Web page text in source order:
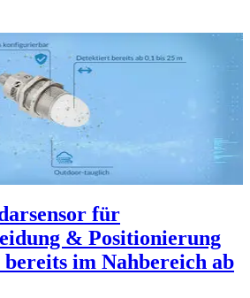
für
& Positionierung
im Nahbereich ab